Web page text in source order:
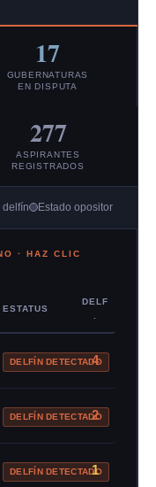
17
GUBERNATURAS
EN DISPUTA
277
ASPIRANTES
REGISTRADOS
delfín Estado opositor
· HAZ CLIC
ESTATUS
DELF
DELFÍN DETECTADO
4
DELFÍN DETECTADO
2
DELFÍN DETECTADO
1